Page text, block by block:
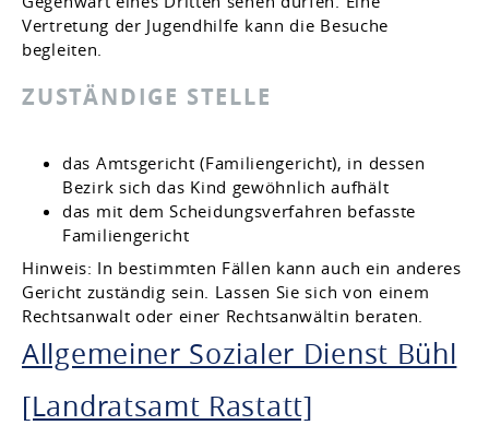
Vertretung der Jugendhilfe kann die Besuche
begleiten.
ZUSTÄNDIGE STELLE
das Amtsgericht (Familiengericht), in dessen
Bezirk sich das Kind gewöhnlich aufhält
das mit dem Scheidungsverfahren befasste
Familiengericht
Hinweis: In bestimmten Fällen kann auch ein anderes
Gericht zuständig sein. Lassen Sie sich von einem
Rechtsanwalt oder einer Rechtsanwältin beraten.
Allgemeiner Sozialer Dienst Bühl
[Landratsamt Rastatt]